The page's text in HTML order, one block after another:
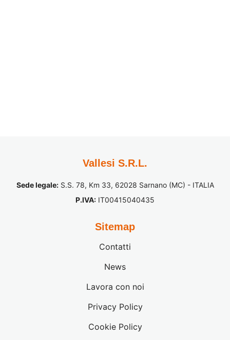
Vallesi S.R.L.
Sede legale:S.S. 78, Km 33, 62028 Sarnano (MC) - ITALIA
P.IVA: IT00415040435
Sitemap
Contatti
News
Lavora con noi
Privacy Policy
Cookie Policy